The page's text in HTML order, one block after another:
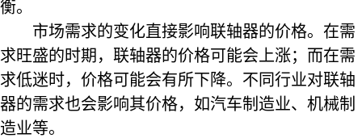
衡。
市场需求的变化直接影响联轴器的价格。在需
求旺盛的时期，联轴器的价格可能会上涨；而在需
求低迷时，价格可能会有所下降。不同行业对联轴
器的需求也会影响其价格，如汽车制造业、机械制
造业等。